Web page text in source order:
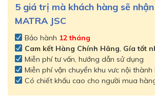
5 giá trị mà khách hàng sẽ
MATRA JSC
Bảo hành 12 tháng
Cam kết Hàng Chính Hãng Gía tốt
Miễn phí tư vấn, hướng dẫn sử dụng
Miễn phí vận chuyển khu vưc nội thành
Có chiết khấu cao cho người mua